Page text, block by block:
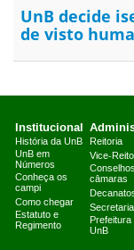
UnB decide
de visto
Institucional
História da UnB
UnB em
Números
Conheça os
campi
Como chegar
Estatuto e
Regimento
Reitoria
Vice-
câmaras
Prefeitura
UnB